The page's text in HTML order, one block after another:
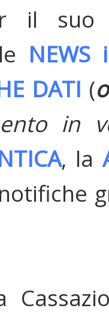
il suo
DATI (
in
, la